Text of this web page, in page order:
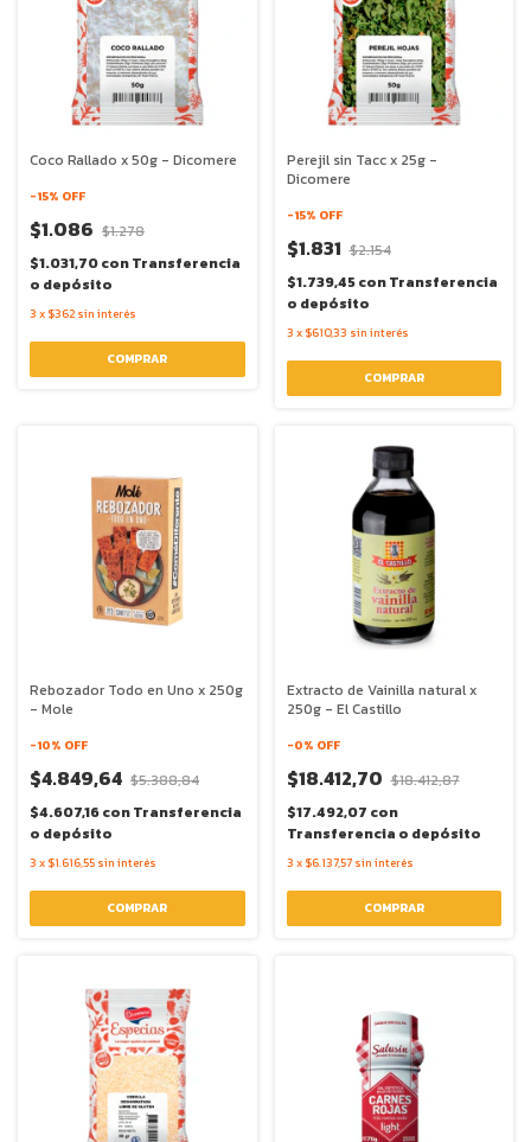
Coco Rallado x 50g - Dicomere
-15% OFF
$1.086 $1.278
$1.031,70conTransferencia
o depósito
3 x $362 sin interés
Perejil sin Tacc x 25g -
Dicomere
-15% OFF
$1.831 $2.154
$1.739,45conTransferencia
o depósito
3 x $610,33 sin interés
Rebozador Todo en Uno x 250g
- Mole
-10% OFF
$4.849,64 $5.388,84
$4.607,16conTransferencia
o depósito
3 x $1.616,55 sin interés
Extracto de Vainilla natural x
250g - El Castillo
-0% OFF
$18.412,70 $18.412,87
$17.492,07 con
Transferencia o depósito
3 x $6.137,57 sin interés